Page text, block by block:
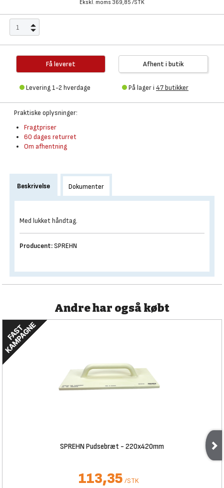
Ekskl. moms 369,85 /STK
Få leveret
Levering 1-2 hverdage
Afhent i butik
På lager i 47 butikker
Praktiske oplysninger:
Fragtpriser
60 dages returret
Om afhentning
Beskrivelse Dokumenter
Med lukket håndtag.
Producent: SPREHN
Andre har også købt
SPREHN Pudsebræt - 220x420mm
113,35 /STK